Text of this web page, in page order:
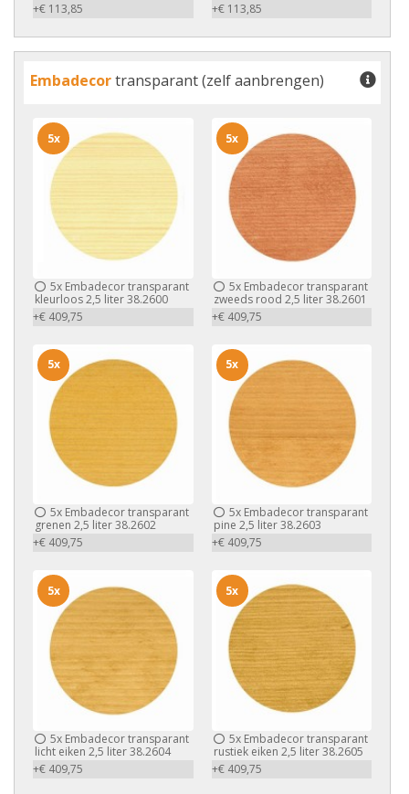
+€ 113,85
+€ 113,85
Embadecortransparant (zelf aanbrengen)
5x Embadecor transparant
kleurloos 2,5 liter 38.2600
+€ 409,75
5x
5xEmbadecor transparant
zweeds rood 2,5 liter 38.2601
+€ 409,75
5x
5x Embadecor transparant
grenen 2,5 liter 38.2602
+€ 409,75
5x
5xEmbadecor transparant
pine 2,5 liter 38.2603
+€ 409,75
5x
5x Embadecor transparant
licht eiken 2,5 liter 38.2604
+€ 409,75
5x
5xEmbadecor transparant
rustiek eiken 2,5 liter 38.2605
+€ 409,75
5x